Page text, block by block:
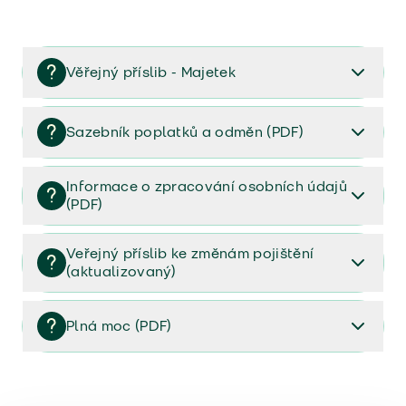
Věřejný příslib - Majetek
Věřejný příslib majetek 2023
Sazebník poplatků a odměn (PDF)
Sazebník poplatků a odměn (PDF)
Informace o zpracování osobních údajů
(PDF)
Informace o zpracování osobních údajů (PDF)
Veřejný příslib ke změnám pojištění
(aktualizovaný)
Veřejný příslib ke změnám pojištění (aktualizovaný)
Plná moc (PDF)